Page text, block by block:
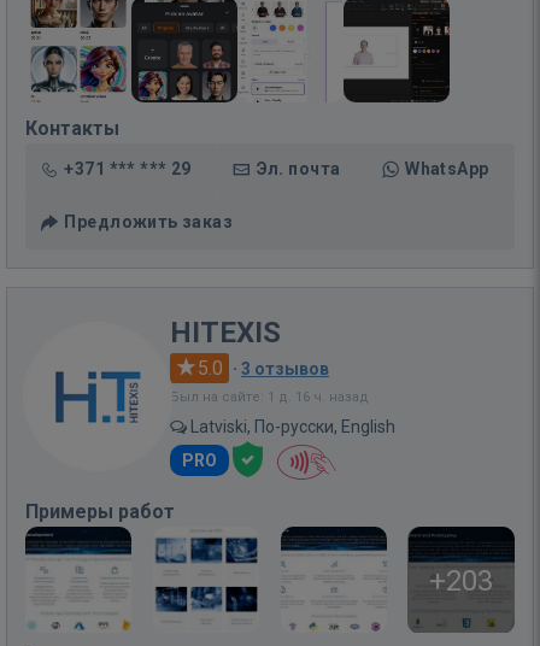
Контакты
+371 *** *** 29 Эл. почта WhatsApp
Предложить заказ
HITEXIS
5.0 · 3 отзывов
Был на сайте: 1 д. 16 ч. назад
Latviski, По-русски, English
PRO
Примеры работ
+203